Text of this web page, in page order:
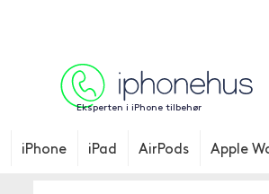
Eksperten i iPhone tilbehør
iPhone iPad AirPods Apple